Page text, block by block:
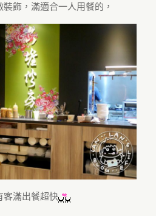
飾，滿適合一人用餐的，
客滿出餐超快